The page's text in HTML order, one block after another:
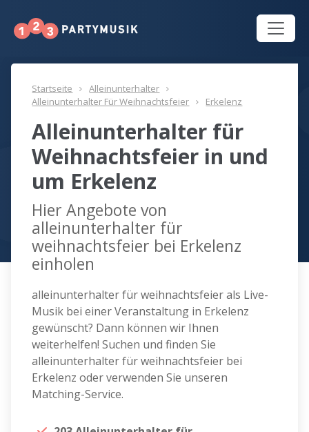
Startseite
Alleinunterhalter
Alleinunterhalter Für Weihnachtsfeier
Erkelenz
Alleinunterhalter für
Weihnachtsfeier in und
um Erkelenz
Hier Angebote von
alleinunterhalter für
weihnachtsfeier bei Erkelenz
einholen
alleinunterhalter für weihnachtsfeier als Live-
Musik bei einer Veranstaltung in Erkelenz
gewünscht? Dann können wir Ihnen
weiterhelfen! Suchen und finden Sie
alleinunterhalter für weihnachtsfeier bei
Erkelenz oder verwenden Sie unseren
Matching-Service.